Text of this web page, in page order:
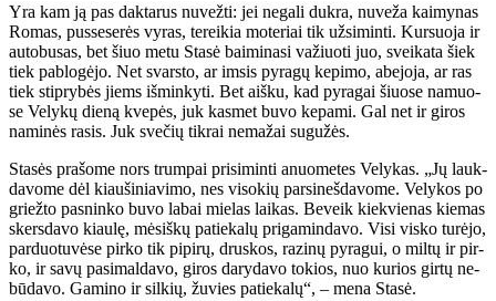
Yra kam ją pas dak­ta­rus nu­vež­ti: jei ne­ga­li duk­ra, nu­ve­ža kai­my­nas
Ro­mas, pus­se­se­rės vy­ras, te­rei­kia mo­te­riai tik už­si­min­ti. Kur­suo­ja ir
au­to­bu­sas, bet šiuo me­tu Sta­sė bai­mi­na­si va­žiuo­ti juo, svei­ka­ta šiek
tiek pa­blo­gė­jo. Net svars­to, ar im­sis py­ra­gų ke­pi­mo, abe­jo­ja, ar ras
tiek stip­ry­bės jiems iš­min­ky­ti. Bet aiš­ku, kad py­ra­gai šiuo­se na­muo­
se Ve­ly­kų die­ną kve­pės, juk kas­met bu­vo ke­pa­mi. Gal net ir gi­ros
na­mi­nės ra­sis. Juk sve­čių tik­rai ne­ma­žai su­gu­žės.
Sta­sės pra­šo­me nors trum­pai pri­si­min­ti anuo­me­tes Ve­ly­kas. „Jų lauk­
da­vo­me dėl kiau­ši­nia­vi­mo, nes vi­so­kių par­si­neš­da­vo­me. Ve­ly­kos po
griež­to pas­nin­ko bu­vo la­bai mie­las lai­kas. Be­veik kiek­vie­nas kie­mas
skers­da­vo kiau­lę, mė­siš­kų pa­tie­ka­lų pri­ga­min­da­vo. Vi­si vis­ko tu­rė­jo,
par­duo­tu­vė­se pir­ko tik pi­pi­rų, drus­kos, ra­zi­nų py­ra­gui, o mil­tų ir pir­
ko, ir sa­vų pa­si­mal­da­vo, gi­ros da­ry­da­vo to­kios, nuo ku­rios gir­tų ne­
bū­da­vo. Ga­mi­no ir sil­kių, žu­vies pa­tie­ka­lų“, – me­na Sta­sė.